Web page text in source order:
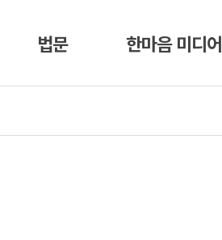
법문 한마음 미디어